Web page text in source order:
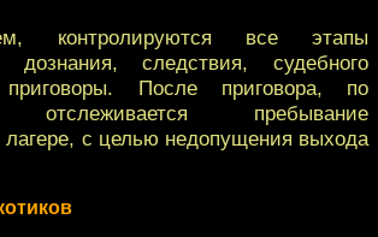
контролируются все этапы
дознания, следствия, судебного
После приговора, по
отслеживается пребывание
лагере, с целью недопущения выхода